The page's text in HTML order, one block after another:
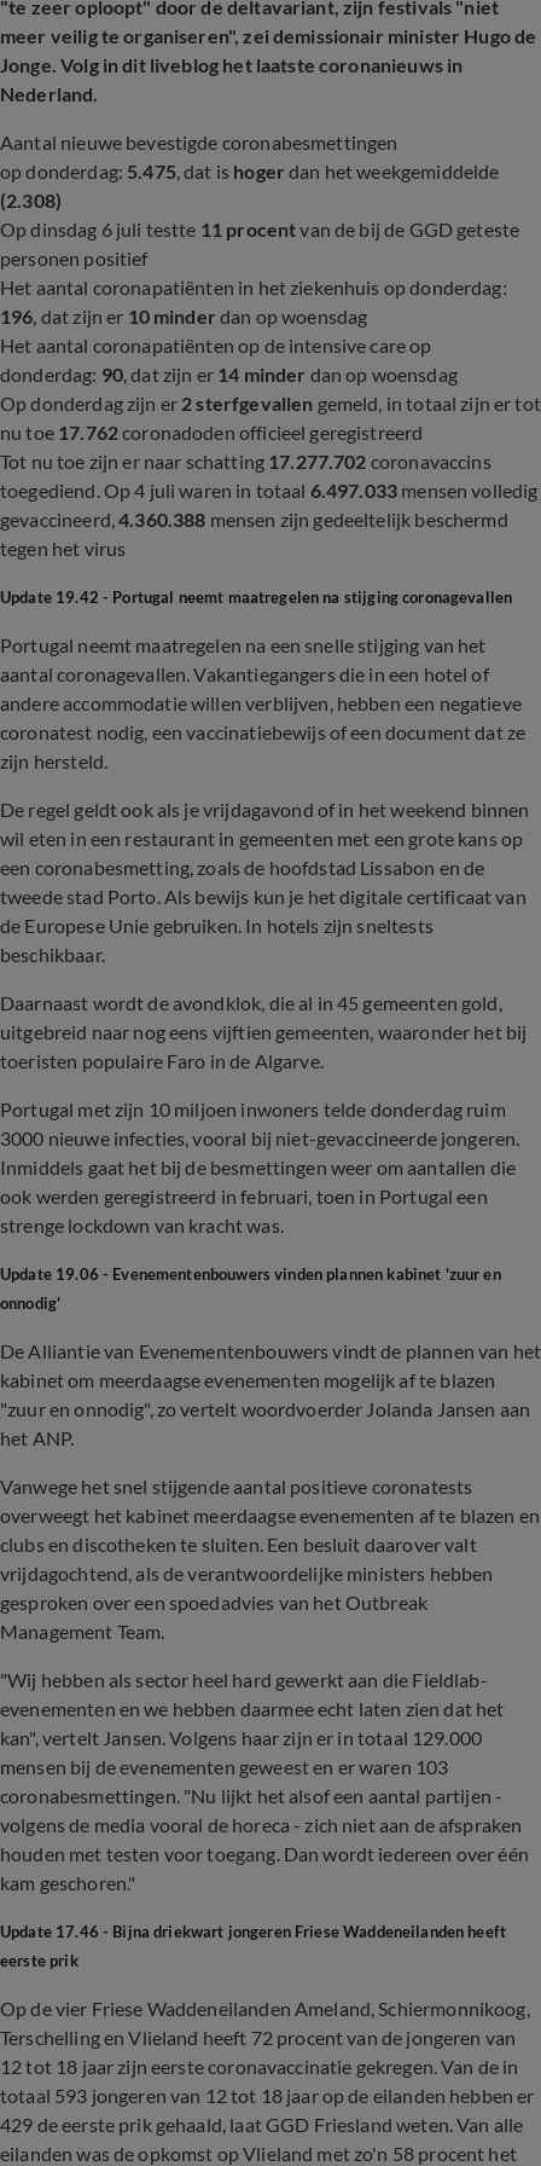
"te zeer oploopt" door de deltavariant, zijn festivals "niet
meer veilig te organiseren", zei demissionair minister Hugo de
Jonge. Volg in dit liveblog het laatste coronanieuws in
Nederland.
Aantal nieuwe bevestigde coronabesmettingen
op donderdag: 5.475, dat is hogerdan het weekgemiddelde
(2.308)
Op dinsdag 6 juli testte 11 procentvan de bij de GGD geteste
personen positief
Het aantal coronapatiënten in het ziekenhuis op donderdag:
196, dat zijn er 10 minderdan op woensdag
Het aantal coronapatiënten op de intensive care op
donderdag: 90, dat zijn er 14 minder dan op woensdag
Op donderdag zijn er 2 sterfgevallen gemeld, in totaal zijn er tot
nu toe 17.762coronadoden officieel geregistreerd
Tot nu toe zijn er naar schatting 17.277.702 coronavaccins
toegediend. Op 4 juli waren in totaal 6.497.033 mensen volledig
gevaccineerd,4.360.388 mensen zijn gedeeltelijk beschermd
tegen het virus
Update 19.42 - Portugal neemt maatregelen na stijging coronagevallen
Portugal neemt maatregelen na een snelle stijging van het
aantal coronagevallen. Vakantiegangers die in een hotel of
andere accommodatie willen verblijven, hebben een negatieve
coronatest nodig, een vaccinatiebewijs of een document dat ze
zijn hersteld.
De regel geldt ook als je vrijdagavond of in het weekend binnen
wil eten in een restaurant in gemeenten met een grote kans op
een coronabesmetting, zoals de hoofdstad Lissabon en de
tweede stad Porto. Als bewijs kun je het digitale certificaat van
de Europese Unie gebruiken. In hotels zijn sneltests
beschikbaar.
Daarnaast wordt de avondklok, die al in 45 gemeenten gold,
uitgebreid naar nog eens vijftien gemeenten, waaronder het bij
toeristen populaire Faro in de Algarve.
Portugal met zijn 10 miljoen inwoners telde donderdag ruim
3000 nieuwe infecties, vooral bij niet-gevaccineerde jongeren.
Inmiddels gaat het bij de besmettingen weer om aantallen die
ook werden geregistreerd in februari, toen in Portugal een
strenge lockdown van kracht was.
Update 19.06 - Evenementenbouwers vinden plannen kabinet 'zuur en
onnodig'
De Alliantie van Evenementenbouwers vindt de plannen van het
kabinet om meerdaagse evenementen mogelijk af te blazen
"zuur en onnodig", zo vertelt woordvoerder Jolanda Jansen aan
het ANP.
Vanwege het snel stijgende aantal positieve coronatests
overweegt het kabinet meerdaagse evenementen af te blazen en
clubs en discotheken te sluiten. Een besluit daarover valt
vrijdagochtend, als de verantwoordelijke ministers hebben
gesproken over een spoedadvies van het Outbreak
Management Team.
"Wij hebben als sector heel hard gewerkt aan die Fieldlab-
evenementen en we hebben daarmee echt laten zien dat het
kan", vertelt Jansen. Volgens haar zijn er in totaal 129.000
mensen bij de evenementen geweest en er waren 103
coronabesmettingen. "Nu lijkt het alsof een aantal partijen -
volgens de media vooral de horeca - zich niet aan de afspraken
houden met testen voor toegang. Dan wordt iedereen over één
kam geschoren."
Update 17.46 - Bijna driekwart jongeren Friese Waddeneilanden heeft
eerste prik
Op de vier Friese Waddeneilanden Ameland, Schiermonnikoog,
Terschelling en Vlieland heeft 72 procent van de jongeren van
12 tot 18 jaar zijn eerste coronavaccinatie gekregen. Van de in
totaal 593 jongeren van 12 tot 18 jaar op de eilanden hebben er
429 de eerste prik gehaald, laat GGD Friesland weten. Van alle
eilanden was de opkomst op Vlieland met zo'n 58 procent het